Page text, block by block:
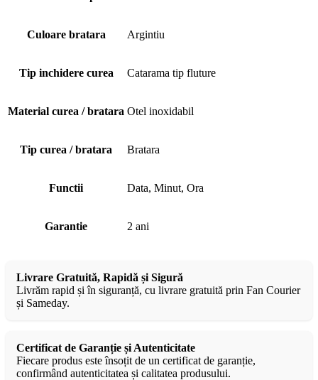
Culoare bratara Argintiu
Tip inchidere curea Catarama tip fluture
Material curea / bratara Otel inoxidabil
Tip curea / bratara Bratara
Functii Data, Minut, Ora
Garantie 2 ani
Livrare Gratuită, Rapidă și Sigură
Livrăm rapid și în siguranță, cu livrare gratuită prin Fan Courier
și Sameday.
Certificat de Garanție și Autenticitate
Fiecare produs este însoțit de un certificat de garanție,
confirmând autenticitatea și calitatea produsului.